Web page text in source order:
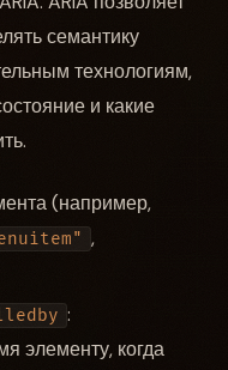
семантику
технологиям,
и какие
(например,
,
:
элементу, когда